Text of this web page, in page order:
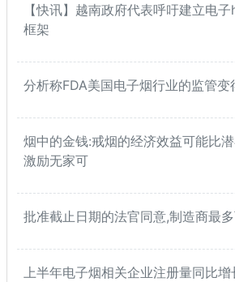
【快讯】越南政府代表呼吁建立电
框架
分析称FDA美国电子烟行业的监管变
烟中的金钱:戒烟的经济效益可能比
激励无家可
批准截止日期的法官同意,制造商最
上半年电子烟相关企业注册量同比增